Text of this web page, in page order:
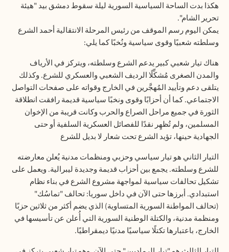
هكذا بدت الساحة السياسية السورية ليلة سقوط دمشق بيد "هيئة
تحرير الشام".
يمكن اليوم رسم الموقف من رئيس المرحلة الانتقالية أحمد الشرع
وسلطته شعبيًا وقوى سياسية ونُخبًا كما يلي:
هناك تيار شعبي كبير يدعم الشرع وسلطته، ويتركز في الأرياف
والمدن الصغرى مُشكِّلًا الرديف الشعبي والعسكري للشرع. وكذلك
يتلقى دعم وتأييد المُهجَّرين في الخارج وقواته على صفحات التواصل
الاجتماعي. كما أن أحزابًا وقوى ونخبًا سياسية قديمة رافقت انطلاقة
الثورة في جميع مراحل الصراع والحرب وكانت قريبة من الإخوان
المسلمين، ولم تُظهِر نقدًا للفصائل العسكرية السلفية أو حتى
الجهادية حينها، تؤيد الشرع تحت شعار لا بديل للشرع
التيار الثاني هو تيار سياسي وحزبي ومنظمات مدنية يُعلن معارضته
للشرع وسلطته. يجمع بين أحزاب قديمة وجديدة ليبرالية. ويعمل على
تشكيل تحالفات سياسية لمواجهة مشروع الشرع في بناء نظام
استبدادي. أبرزها حتى الآن في داخل سوريا: تحالف "تماسُك"
(تحالف المواطنة السورية المتساوية) الذي يضم أكثر من ثلاثين حزبًا
ومنظمة مدنية، والكتلة الوطنية السورية التي أُعلن عن تأسيسها في
الخارج، باعتبارها تكتلًا سياسيًا مدنيًا ديمقراطيًا.